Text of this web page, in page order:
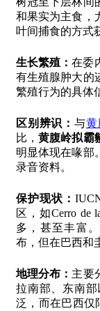
和果实为主食，
叶间捕食的方式
生长繁殖：在委
有生殖腺肿大的
繁殖行为的具体
区别辨识： 与黄
比，黄腹岭拟霸
明显体现在喙部
录音资料。
保护现状：
区，如Cerro de
多，甚至丰富
布，但在巴西和
地理分布： 主要
拉南部、东南
泛，而在巴西仅